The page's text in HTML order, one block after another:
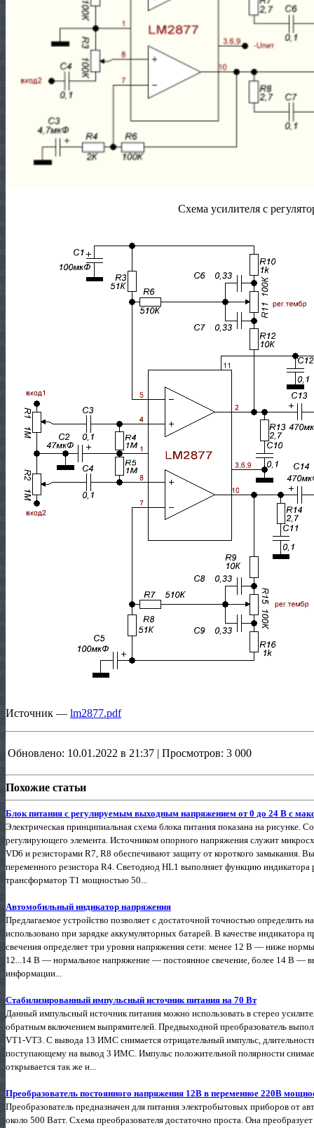
Схема усилителя с
Источник — lm2877.pdf
Обновлено: 10.01.2022 в 21:37 | Просмотров: 3 000
Похожие статьи
Блок питания с регулируемым выходным напряжением от 0 до 24 В с
Электрическая принципиальная схема блока питания показана на рисунке.
регулирующего элемента. Источником опорного напряжения служит
VD6 и резисторами R7, R8 обеспечивают защиту от короткого замыкания.
переменного резистора R4. Светодиод HL1 выполняет функцию
трансформатор T1 мощностью 50...
Автомобильный индикатор напряжения
Предлагаемое устройство позволяет с достаточной точностью определить
использовано при зарядке аккумуляторных батарей. В качестве индикатора
све­чения определяет три уровня напряжения сети: менее 12 В — ниже
12...14 В — нормальное напряжение — по­стоянное свечение, более 14 В —
информации...
Стабилизированный импульсный источник питания на 70 Вт
Данный импульсный источник питания можно использовать в стерео
обратным включением выпрямителей. Предвыходной преобразователь
VT1-VT3. С вывода 13 ИМС снимается отрицательный импульс,
поступающему на вывод 3 ИМС. Импульс положительной полярности
открывается так же и...
Преобразователь постоянного напряжения 12В в переменное 220В
Преобразователь предназначен для питания электробытовых приборов от
около 500 Ватт. Схема преобразователя достаточно проста. Она